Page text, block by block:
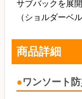
サブバックを展
（ショルダーベ
商品詳細
ワンソート